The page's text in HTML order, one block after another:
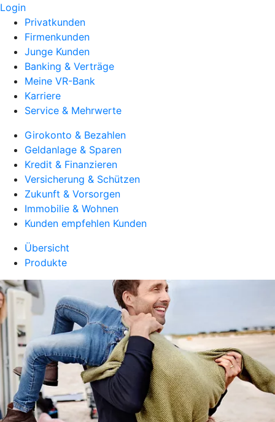
Login
Privatkunden
Firmenkunden
Junge Kunden
Banking & Verträge
Meine VR-Bank
Karriere
Service & Mehrwerte
Girokonto & Bezahlen
Geldanlage & Sparen
Kredit & Finanzieren
Versicherung & Schützen
Zukunft & Vorsorgen
Immobilie & Wohnen
Kunden empfehlen Kunden
Übersicht
Produkte